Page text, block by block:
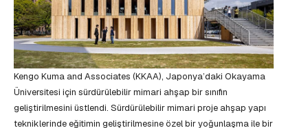
Kengo Kuma and Associates (KKAA), Japonya’daki Okayama
Üniversitesi için sürdürülebilir mimari ahşap bir sınıfın
geliştirilmesini üstlendi. Sürdürülebilir mimari proje ahşap yapı
tekniklerinde eğitimin geliştirilmesine özel bir yoğunlaşma ile bir